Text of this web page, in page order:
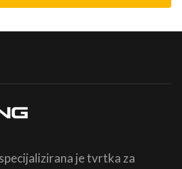
je tvrtka za